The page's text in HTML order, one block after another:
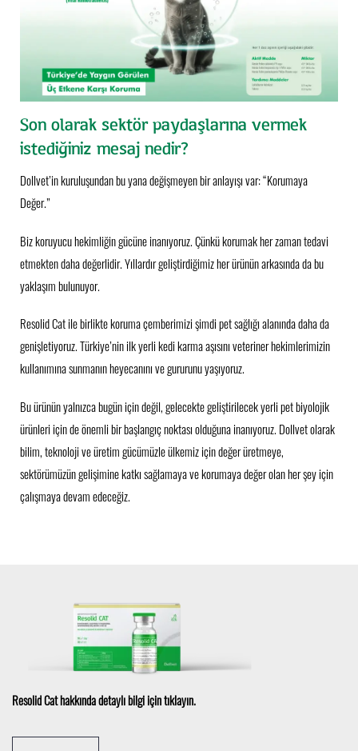
Son olarak sektör paydaşlarına vermek
istediğiniz mesaj nedir?
Dollvet’in kuruluşundan bu yana değişmeyen bir anlayışı var: “Korumaya
Değer.”
Biz koruyucu hekimliğin gücüne inanıyoruz. Çünkü korumak her zaman tedavi
etmekten daha değerlidir. Yıllardır geliştirdiğimiz her ürünün arkasında da bu
yaklaşım bulunuyor.
Resolid Cat ile birlikte koruma çemberimizi şimdi pet sağlığı alanında daha da
genişletiyoruz. Türkiye’nin ilk yerli kedi karma aşısını veteriner hekimlerimizin
kullanımına sunmanın heyecanını ve gururunu yaşıyoruz.
Bu ürünün yalnızca bugün için değil, gelecekte geliştirilecek yerli pet biyolojik
ürünleri için de önemli bir başlangıç noktası olduğuna inanıyoruz. Dollvet olarak
bilim, teknoloji ve üretim gücümüzle ülkemiz için değer üretmeye,
sektörümüzün gelişimine katkı sağlamaya ve korumaya değer olan her şey için
çalışmaya devam edeceğiz.
Resolid Cat hakkında detaylı bilgi için tıklayın.